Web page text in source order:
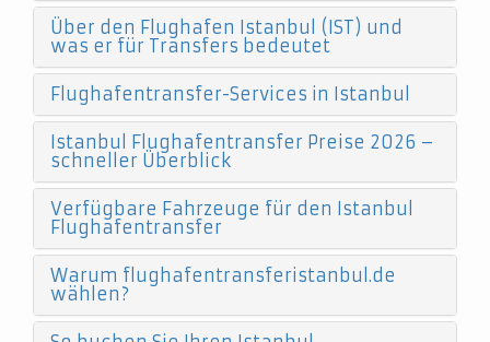
Über den Flughafen Istanbul (IST) und
was er für Transfers bedeutet
Flughafentransfer-Services in Istanbul
Istanbul Flughafentransfer Preise 2026 –
schneller Überblick
Verfügbare Fahrzeuge für den Istanbul
Flughafentransfer
Warum flughafentransferistanbul.de
wählen?